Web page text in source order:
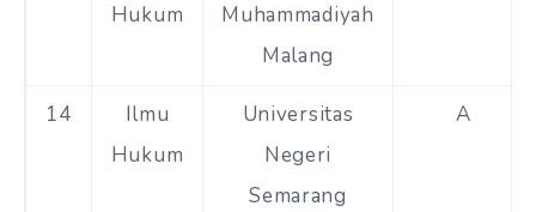
Hukum
Muhammadiyah
Malang
14
Ilmu
Hukum
Universitas
Negeri
Semarang
A